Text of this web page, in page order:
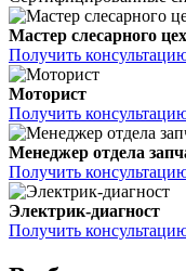
Мастер слесарного
Получить
Моторист
Получить
Менеджер отдела
Получить
Электрик-диагност
Получить